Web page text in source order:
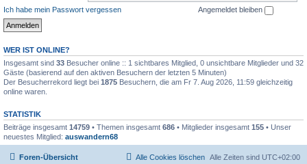
Ich habe mein Passwort vergessen
Angemeldet bleiben
WER IST ONLINE?
Insgesamt sind 33 Besucher online :: 1 sichtbares Mitglied, 0 unsichtbare Mitglieder und 32
Gäste (basierend auf den aktiven Besuchern der letzten 5 Minuten)
Der Besucherrekord liegt bei 1875 Besuchern, die am Fr 7. Aug 2026, 11:59 gleichzeitig
online waren.
STATISTIK
Beiträge insgesamt 14759 • Themen insgesamt 686 • Mitglieder insgesamt 155 • Unser
neuestes Mitglied: auswandern68
Foren-Übersicht Alle Zeiten sind UTC+02:00
Alle Cookies löschen